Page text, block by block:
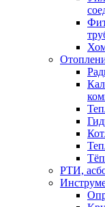
РТИ,